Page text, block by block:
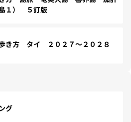
１） ５訂版
き方 タイ ２０２７～２０２８
グ